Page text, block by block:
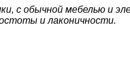
с обычной мебелью и
и лаконичности.